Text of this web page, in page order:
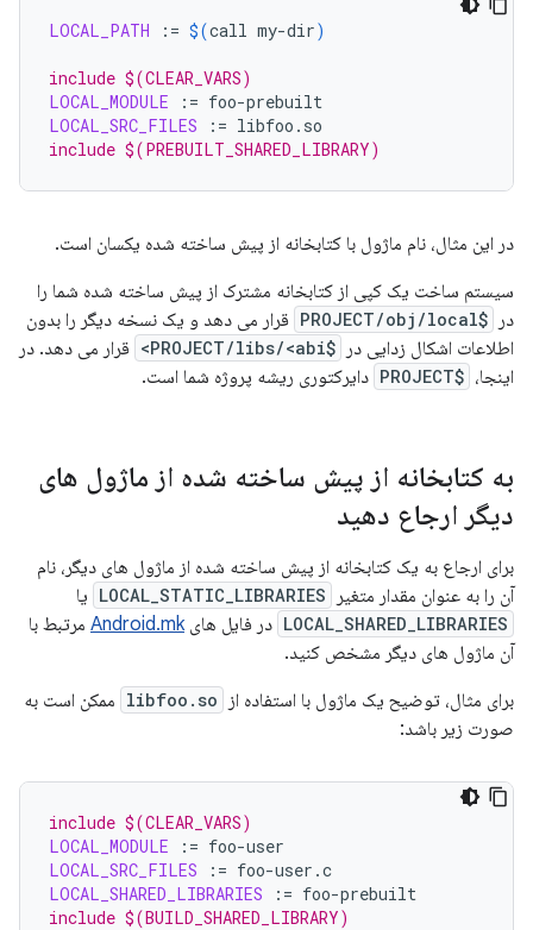
LOCAL_PATH := $(call my-dir)
include $(CLEAR_VARS)
LOCAL_MODULE
:=
LOCAL_SRC_FILES
:=
include $(PREBUILT_SHARED_LIBRARY)
در این مثال، نام ماژول با کتابخانه از پیش ساخته شده یکسان است.
سیستم ساخت یک کپی از کتابخانه مشترک از پیش ساخته شده شما را
در
$PROJECT/obj/local
قرار می دهد و یک نسخه دیگر را بدون
اطلاعات اشکال زدایی در
$PROJECT/libs/<abi>
قرار می دهد. در
اینجا، $PROJECT دایرکتوری ریشه پروژه شما است.
به کتابخانه از پیش ساخته شده از ماژول های
دیگر ارجاع دهید
برای ارجاع به یک کتابخانه از پیش ساخته شده از ماژول های دیگر، نام
آن را به عنوان مقدار متغیر
LOCAL_STATIC_LIBRARIES یا
LOCAL_SHARED_LIBRARIES در فایل هایAndroid.mk مرتبط با
آن ماژول های دیگر مشخص کنید.
برای مثال، توضیح یک ماژول با استفاده از
libfoo.so ممکن است به
صورت زیر باشد:
include $(CLEAR_VARS)
LOCAL_MODULE
:=
LOCAL_SRC_FILES
:=
LOCAL_SHARED_LIBRARIES
:=
include $(BUILD_SHARED_LIBRARY)